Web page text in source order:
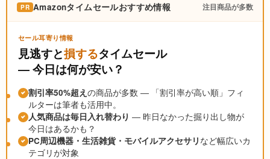
PR Amazonタイムセールおすすめ情報 注目商品が多数
セール耳寄り情報
見逃すと損するタイムセール
― 今日は何が安い？
割引率50%超え の商品が多数 ― 「割引率が高い順」フィ
ルターは筆者も活用中。
人気商品は毎日入れ替わり ― 昨日なかった掘り出し物が
今日はあるかも？
PC周辺機器・生活雑貨・モバイルアクセサリ など幅広いカ
テゴリが対象